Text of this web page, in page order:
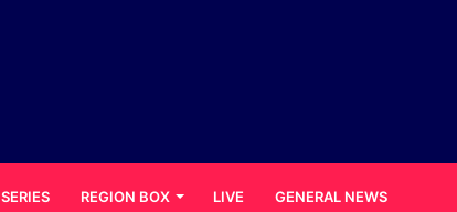
SERIES REGION BOX LIVE GENERAL NEWS